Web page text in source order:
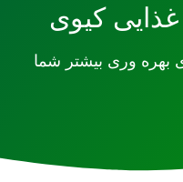
کیوی
بهره وری بیشتر شما